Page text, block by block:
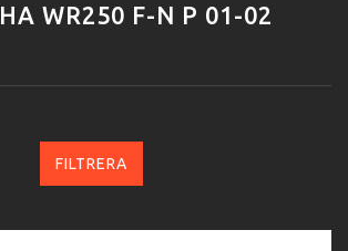
WR250 F-N P 01-02
FILTRERA